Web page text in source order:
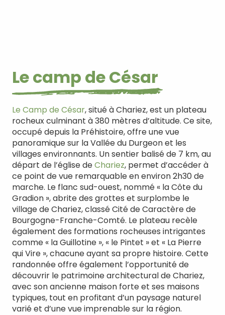
Le camp de César
Le Camp de César, situé à Chariez, est un plateau
rocheux culminant à 380 mètres d’altitude. Ce site,
occupé depuis la Préhistoire, offre une vue
panoramique sur la Vallée du Durgeon et les
villages environnants. Un sentier balisé de 7 km, au
départ de l’église deChariez, permet d’accéder à
ce point de vue remarquable en environ 2h30 de
marche. Le flanc sud-ouest, nommé « la Côte du
Gradion », abrite des grottes et surplombe le
village de Chariez, classé Cité de Caractère de
Bourgogne-Franche-Comté. Le plateau recèle
également des formations rocheuses intrigantes
comme « la Guillotine », « le Pintet » et « La Pierre
qui Vire », chacune ayant sa propre histoire. Cette
randonnée offre également l’opportunité de
découvrir le patrimoine architectural de Chariez,
avec son ancienne maison forte et ses maisons
typiques, tout en profitant d’un paysage naturel
varié et d’une vue imprenable sur la région.